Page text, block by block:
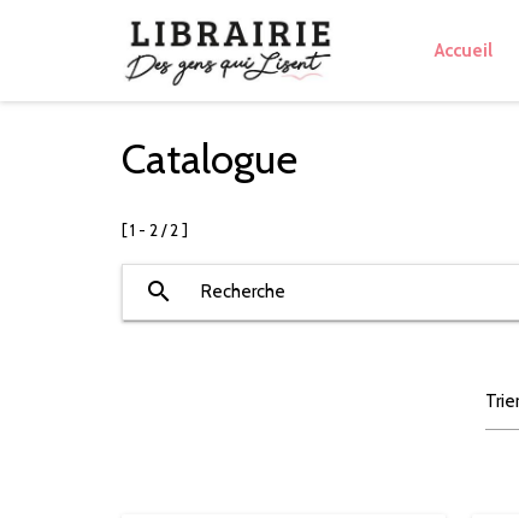
Accueil
Catalogue
[ 1 - 2 / 2 ]
search Recherche